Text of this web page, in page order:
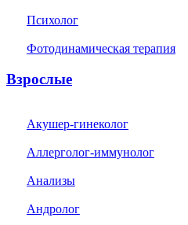
Психолог
Фотодинамическая терапия
Взрослые
Акушер-гинеколог
Аллерголог-иммунолог
Анализы
Андролог